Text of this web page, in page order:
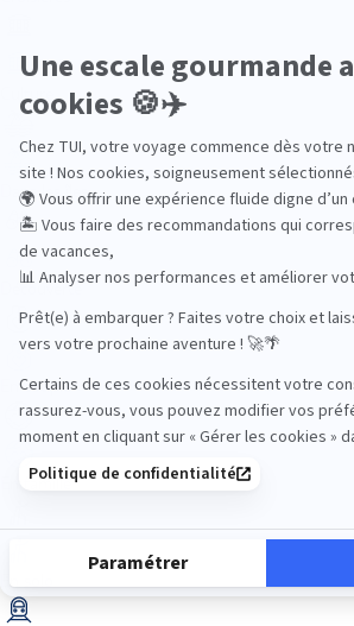
Culture
Dans les îles
Découverte
En couple
En famille